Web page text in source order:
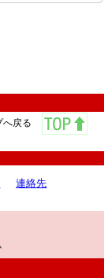
へ戻る
連絡先